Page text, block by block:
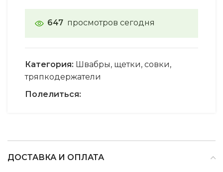
647 просмотров сегодня
Категория: Швабры, щетки, совки,
тряпкодержатели
Полелиться:
ДОСТАВКА И ОПЛАТА